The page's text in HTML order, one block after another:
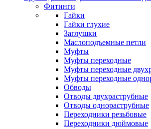
Фитинги
Гайки
Гайки глухие
Заглушки
Маслоподъемные петли
Муфты
Муфты переходные
Муфты переходные
Муфты переходные
Обводы
Отводы двухраструбные
Отводы однораструбные
Переходники резьбовые
Переходники дюймовые